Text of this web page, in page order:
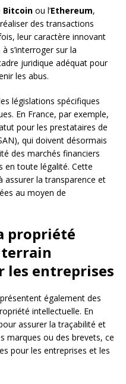
Bitcoin ou l’Ethereum,
des transactions
leur caractère innovant
s’interroger sur la
juridique adéquat pour
les abus.
législations spécifiques
En France, par exemple,
pour les prestataires de
qui doivent désormais
des marchés financiers
en toute légalité. Cette
la transparence et
au moyen de
propriété
les entreprises
présentent également des
intellectuelle. En
assurer la traçabilité et
marques ou des brevets, ce
pour les entreprises et les